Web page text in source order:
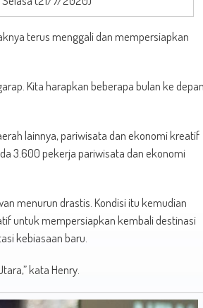
terus menggali dan mempersiapkan
Kita harapkan beberapa bulan ke
lainnya, pariwisata dan ekonomi kreatif
3.600 pekerja pariwisata dan ekonomi
menurun drastis. Kondisi itu kemudian
untuk mempersiapkan kembali destinasi
kebiasaan baru.
kata Henry.